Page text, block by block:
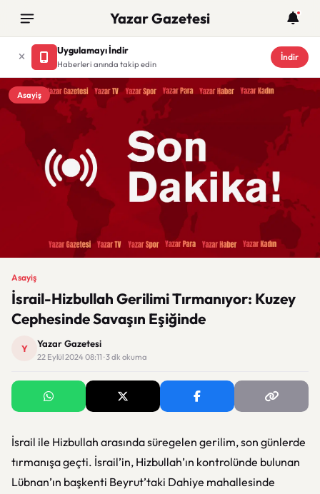
Yazar Gazetesi
Uygulamayı İndir
Haberleri anında takip edin
İndir
Asayiş
Asayiş
İsrail-Hizbullah Gerilimi Tırmanıyor: Kuzey
Cephesinde Savaşın Eşiğinde
Y Yazar Gazetesi
22 Eylül 2024 08:11 · 3 dk okuma
İsrail ile Hizbullah arasında süregelen gerilim, son günlerde
tırmanışa geçti. İsrail’in, Hizbullah’ın kontrolünde bulunan
Lübnan’ın başkenti Beyrut’taki Dahiye mahallesinde